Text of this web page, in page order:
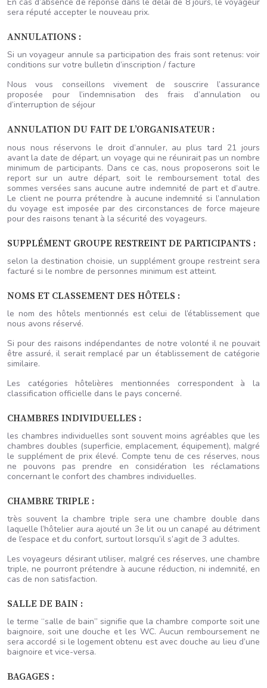
sera réputé accepter le nouveau prix.
ANNULATIONS :
Si un voyageur annule sa participation des frais sont retenus: voir
conditions sur votre bulletin d’inscription / facture
Nous vous conseillons vivement de souscrire l’assurance
proposée pour l’indemnisation des frais d’annulation ou
d’interruption de séjour
ANNULATION DU FAIT DE L’ORGANISATEUR :
nous nous réservons le droit d’annuler, au plus tard 21 jours
avant la date de départ, un voyage qui ne réunirait pas un nombre
minimum de participants. Dans ce cas, nous proposerons soit le
report sur un autre départ, soit le remboursement total des
sommes versées sans aucune autre indemnité de part et d’autre.
Le client ne pourra prétendre à aucune indemnité si l’annulation
du voyage est imposée par des circonstances de force majeure
pour des raisons tenant à la sécurité des voyageurs.
SUPPLÉMENT GROUPE RESTREINT DE PARTICIPANTS :
selon la destination choisie, un supplément groupe restreint sera
facturé si le nombre de personnes minimum est atteint.
NOMS ET CLASSEMENT DES HÔTELS :
le nom des hôtels mentionnés est celui de l’établissement que
nous avons réservé.
Si pour des raisons indépendantes de notre volonté il ne pouvait
être assuré, il serait remplacé par un établissement de catégorie
similaire.
Les catégories hôtelières mentionnées correspondent à la
classification officielle dans le pays concerné.
CHAMBRES INDIVIDUELLES :
les chambres individuelles sont souvent moins agréables que les
chambres doubles (superficie, emplacement, équipement), malgré
le supplément de prix élevé. Compte tenu de ces réserves, nous
ne pouvons pas prendre en considération les réclamations
concernant le confort des chambres individuelles.
CHAMBRE TRIPLE :
très souvent la chambre triple sera une chambre double dans
laquelle l’hôtelier aura ajouté un 3e lit ou un canapé au détriment
de l’espace et du confort, surtout lorsqu’il s’agit de 3 adultes.
Les voyageurs désirant utiliser, malgré ces réserves, une chambre
triple, ne pourront prétendre à aucune réduction, ni indemnité, en
cas de non satisfaction.
SALLE DE BAIN :
le terme “salle de bain” signifie que la chambre comporte soit une
baignoire, soit une douche et les WC. Aucun remboursement ne
sera accordé si le logement obtenu est avec douche au lieu d’une
baignoire et vice-versa.
BAGAGES :